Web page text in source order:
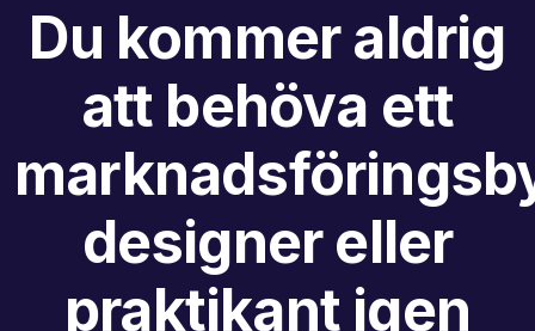
Du kommer aldrig
att behöva ett
designer eller
praktikant igen